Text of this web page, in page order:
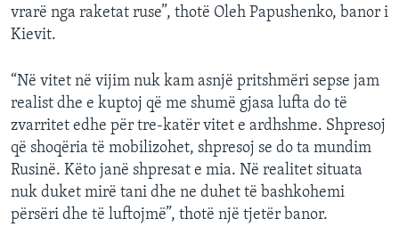
vrarë nga raketat ruse”, thotë Oleh Papushenko, banor i
Kievit.
“Në vitet në vijim nuk kam asnjë pritshmëri sepse jam
realist dhe e kuptoj që me shumë gjasa lufta do të
zvarritet edhe për tre-katër vitet e ardhshme. Shpresoj
që shoqëria të mobilizohet, shpresoj se do ta mundim
Rusinë. Këto janë shpresat e mia. Në realitet situata
nuk duket mirë tani dhe ne duhet të bashkohemi
përsëri dhe të luftojmë”, thotë një tjetër banor.